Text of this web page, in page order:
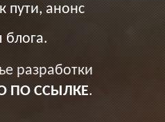
пути, анонс
разработки
ПО ССЫЛКЕ.